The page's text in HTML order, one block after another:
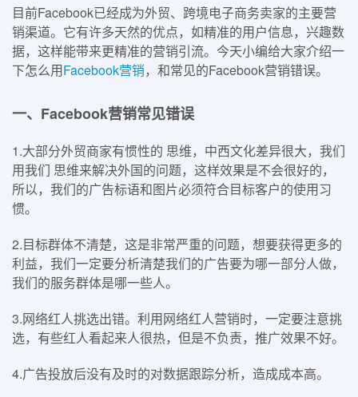
目前Facebook已经成为外贸、跨境电子商务卖家的主要营
销渠道。它有许多天然的优点，如精准的用户信息，兴趣数
据，这样能带来更精准的营销引流。今天小编给大家介绍一
下怎么用Facebook营销，和常见的Facebook营销错误。
一、Facebook营销常见错误
1.大部分外贸商家有惯性的 思维，中西文化差异很大，我们
用我们 思维来解决外国的问题，这样效果是不会很好的，
所以，我们的广告标语和图片必须符合目标客户的使用习
惯。
2.目标群体不清楚，这是非常严重的问题，想要获得更多的
利益，我们一定要分析清楚我们的广告要为哪一部分人做，
我们的服务群体是哪一些人。
3.网络红人挑选出错。利用网络红人营销时，一定要注意挑
选，有些红人看起来人很热，但是不负责，推广效果不好。
4.广告投放后没有及时的对数据跟踪分析，造成成本高。